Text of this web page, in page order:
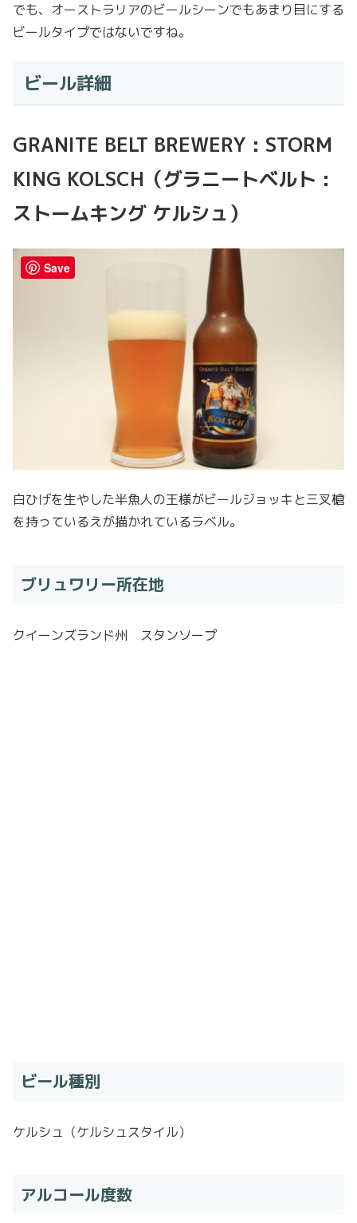
でも、オーストラリアのビールシーンでもあまり目にする
ビールタイプではないですね。
ビール詳細
GRANITE BELT BREWERY : STORM
KING KOLSCH（グラニートベルト :
ストームキング ケルシュ）
白ひげを生やした半魚人の王様がビールジョッキと三叉槍
を持っているえが描かれているラベル。
ブリュワリー所在地
クイーンズランド州 スタンソープ
ビール種別
ケルシュ（ケルシュスタイル）
アルコール度数
Save